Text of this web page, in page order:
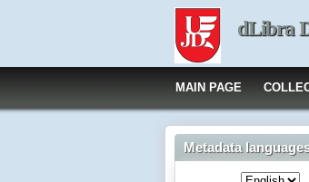
dLibra
MAIN PAGE
Metadata